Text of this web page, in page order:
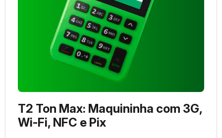
T2 Ton Max: Maquininha com 3G,
Wi-Fi, NFC e Pix